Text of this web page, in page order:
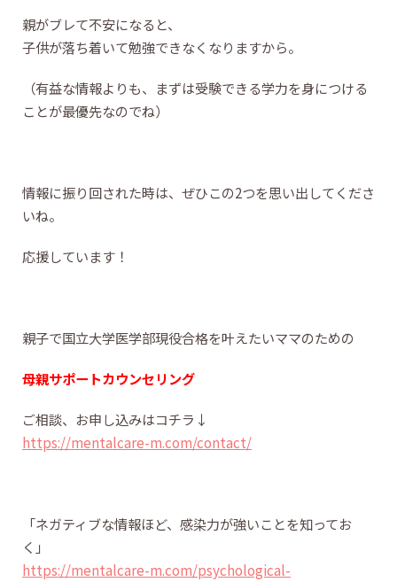
親がブレて不安になると、
子供が落ち着いて勉強できなくなりますから。
（有益な情報よりも、まずは受験できる学力を身につける
ことが最優先なのでね）
情報に振り回された時は、ぜひこの2つを思い出してくださ
いね。
応援しています！
親子で国立大学医学部現役合格を叶えたいママのための
母親サポートカウンセリング
ご相談、お申し込みはコチラ↓
https://mentalcare-m.com/contact/
「ネガティブな情報ほど、感染力が強いことを知ってお
く」
https://mentalcare-m.com/psychological-